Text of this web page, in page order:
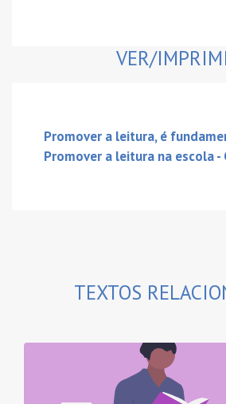
VER/
Promover a leitura, é
Promover a leitura na escola -
TEXTOS